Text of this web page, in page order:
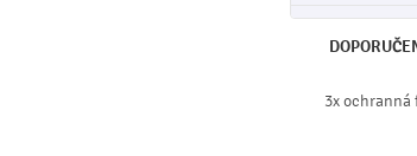
3x ochranná